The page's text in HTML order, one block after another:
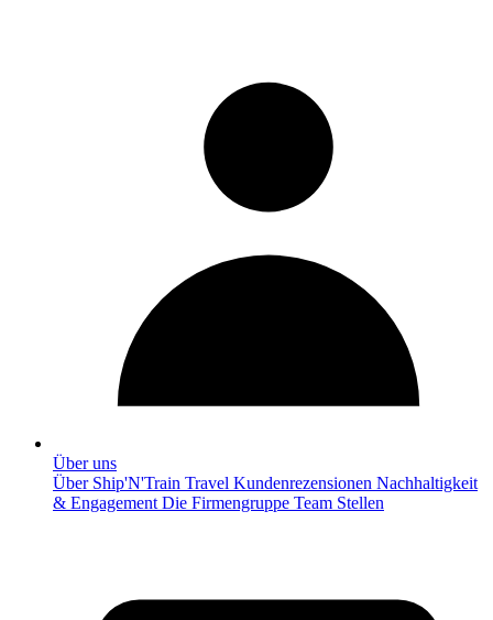
Über uns
Über Ship'N'Train Travel Kundenrezensionen Nachhaltigkeit
& Engagement Die Firmengruppe Team Stellen